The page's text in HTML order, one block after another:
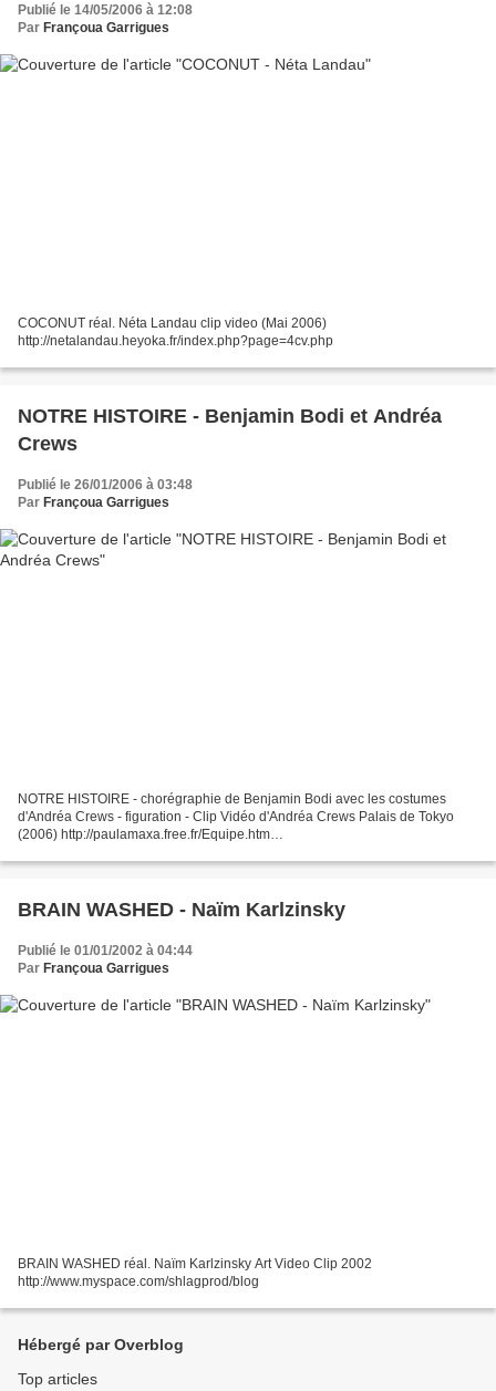
Publié le 14/05/2006 à 12:08
Par Françoua Garrigues
COCONUT réal. Néta Landau clip video (Mai 2006)
http://netalandau.heyoka.fr/index.php?page=4cv.php
NOTRE HISTOIRE - Benjamin Bodi et Andréa
Crews
Publié le 26/01/2006 à 03:48
Par Françoua Garrigues
NOTRE HISTOIRE - chorégraphie de Benjamin Bodi avec les costumes
d'Andréa Crews - figuration - Clip Vidéo d'Andréa Crews Palais de Tokyo
(2006) http://paulamaxa.free.fr/Equipe.htm
BRAIN WASHED - Naïm Karlzinsky
Publié le 01/01/2002 à 04:44
Par Françoua Garrigues
BRAIN WASHED réal. Naïm Karlzinsky Art Video Clip 2002
http://www.myspace.com/shlagprod/blog
Hébergé par Overblog
Top articles